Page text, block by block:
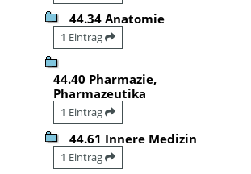
44.34 Anatomie
1 Eintrag
44.40 Pharmazie,
Pharmazeutika
1 Eintrag
44.61 Innere Medizin
1 Eintrag